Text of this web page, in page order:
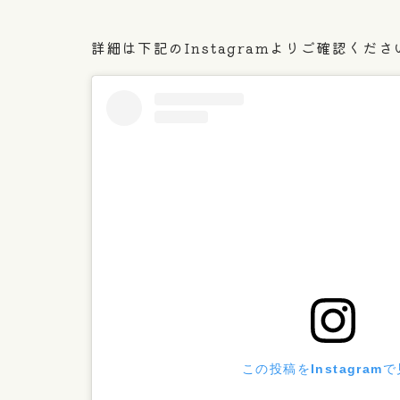
詳細は下記のInstagramよりご確認くださ
この投稿をInstagramで